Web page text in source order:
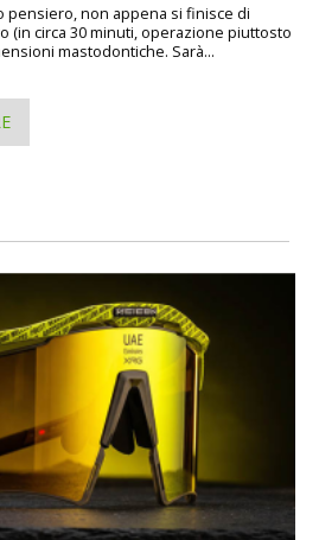
pensiero, non appena si finisce di
(in circa 30 minuti, operazione piuttosto
mastodontiche. Sarà...